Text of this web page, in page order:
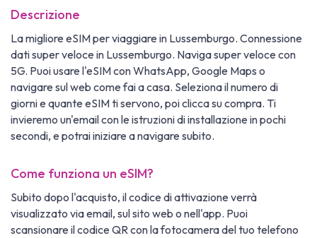
Descrizione
La migliore eSIM per viaggiare in Lussemburgo. Connessione
dati super veloce in Lussemburgo. Naviga super veloce con
5G. Puoi usare l'eSIM con WhatsApp, Google Maps o
navigare sul web come fai a casa. Seleziona il numero di
giorni e quante eSIM ti servono, poi clicca su compra. Ti
invieremo un'email con le istruzioni di installazione in pochi
secondi, e potrai iniziare a navigare subito.
Come funziona un eSIM?
Subito dopo l'acquisto, il codice di attivazione verrà
visualizzato via email, sul sito web o nell'app. Puoi
scansionare il codice QR con la fotocamera del tuo telefono